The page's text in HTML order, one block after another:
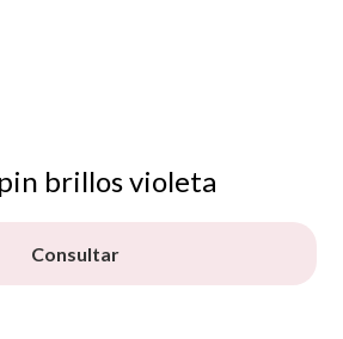
brillos violeta
Consultar